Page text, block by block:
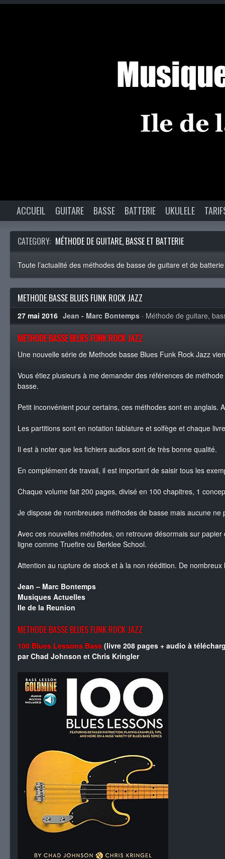
ACCUEIL GUITARE BASSE BATTERIE UKULELE
CATEGORY: MÉTHODE DE GUITARE, BASSE ET BATTERIE
Toute l’actualité des méthodes de basse de guitare et de batterie
METHODE BASSE BLUES FUNK ROCK JAZZ
27 mai 2016 Jean - Marc Bontemps · Méthode de guitare,
METHODE BASSE BLUES FUNK ROCK JAZZ
Une nouvelle série de Methode basse Blues Funk Rock Jazz
Vous étiez plusieurs à me demander des références de
basse.
Petit inconvénient pour certains, ces méthodes sont en anglais.
Les partitions sont en notation tablature et solfège et chaque
Il est à noter que les fichiers audios sont de très bonne qualité.
En complément de travail, il est important de saisir tous les
Chaque volume fait 200 pages, divisé en 100 chapitres, 1
Je dispose de nombreuses méthodes de basse mais aucune
Avec ces nouvelles méthodes, on retrouve désormais sur
ligne comme Truefire ou Berklee School.
Attention au rupture de stock et à la non réédition. De
Jean – Marc Bontemps
Musiques Actuelles
Ile de la Reunion
METHODE BASSE BLUES FUNK ROCK JAZZ
100 Blues Lessons Bass (livre 208 pages + audio à
par Chad Johnson et Chris Kringler